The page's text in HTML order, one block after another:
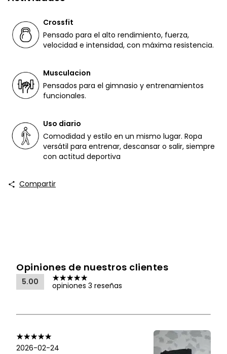
Crossfit
Pensado para el alto rendimiento, fuerza,
velocidad e intensidad, con máxima resistencia.
Musculacion
Pensados para el gimnasio y entrenamientos
funcionales.
Uso diario
Comodidad y estilo en un mismo lugar. Ropa
versátil para entrenar, descansar o salir, siempre
con actitud deportiva
Compartir
Opiniones de nuestros clientes
5.00 opiniones 3 reseñas
2026-02-24